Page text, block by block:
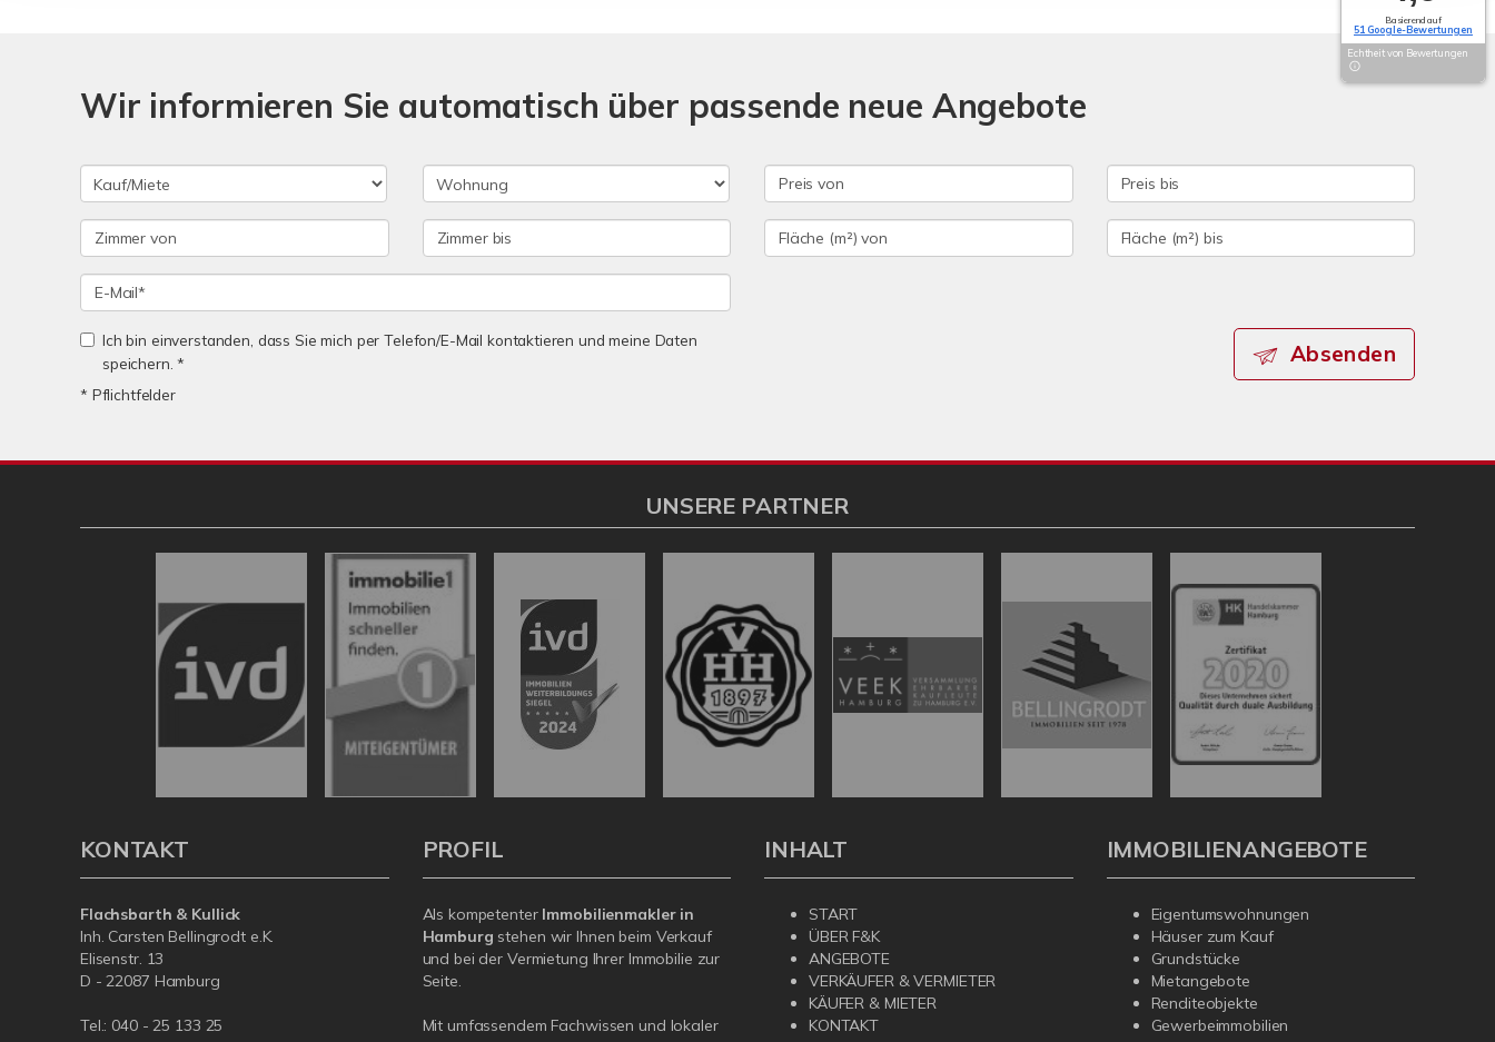
Wir informieren Sie automatisch über passende neue Angebote
Ich bin einverstanden, dass Sie mich per Telefon/E-Mail kontaktieren und meine Daten
speichern. *
* Pflichtfelder
Absenden
Basierend auf
51 Google-Bewertungen
Echtheit von Bewertungen
UNSERE PARTNER
KONTAKT
Flachsbarth & Kullick
Inh. Carsten Bellingrodt e.K.
Elisenstr. 13
D - 22087 Hamburg
Tel.: 040 - 25 133 25
PROFIL
Als kompetenter Immobilienmakler in
Hamburg stehen wir Ihnen beim Verkauf
und bei der Vermietung Ihrer Immobilie zur
Seite.
Mit umfassendem Fachwissen und lokaler
INHALT
START
ÜBER F&K
ANGEBOTE
VERKÄUFER & VERMIETER
KÄUFER & MIETER
KONTAKT
IMMOBILIENANGEBOTE
Eigentumswohnungen
Häuser zum Kauf
Grundstücke
Mietangebote
Renditeobjekte
Gewerbeimmobilien